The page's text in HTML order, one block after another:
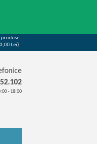
produse
Lei)
- 18:00